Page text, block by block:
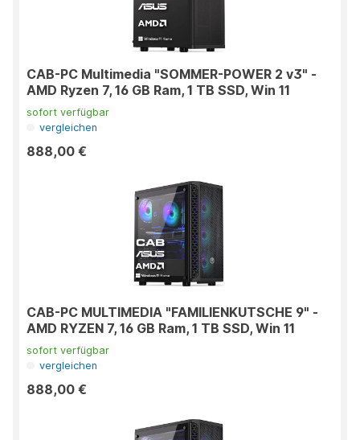
CAB-PC Multimedia "SOMMER-POWER 2 v3" -
AMD Ryzen 7, 16 GB Ram, 1 TB SSD, Win 11
sofort verfügbar
vergleichen
888,00 €
CAB-PC MULTIMEDIA "FAMILIENKUTSCHE 9" -
AMD RYZEN 7, 16 GB Ram, 1 TB SSD, Win 11
sofort verfügbar
vergleichen
888,00 €